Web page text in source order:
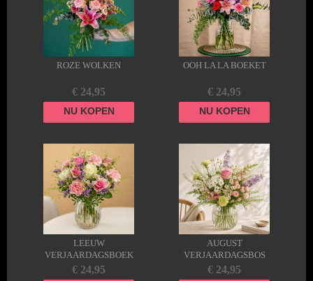
ROZE WOLKEN
€ 24,95
NU KOPEN
OOH LA LA BOEKET
€ 24,95
NU KOPEN
LEEUW
VERJAARDAGSBOEK
ET ♌
€ 24,95
AUGUST
VERJAARDAGSBOS
🌼
€ 24,95